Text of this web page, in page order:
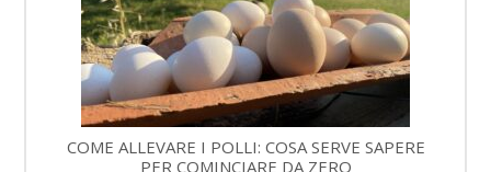
COME ALLEVARE I POLLI: COSA SERVE SAPERE
PER COMINCIARE DA ZERO